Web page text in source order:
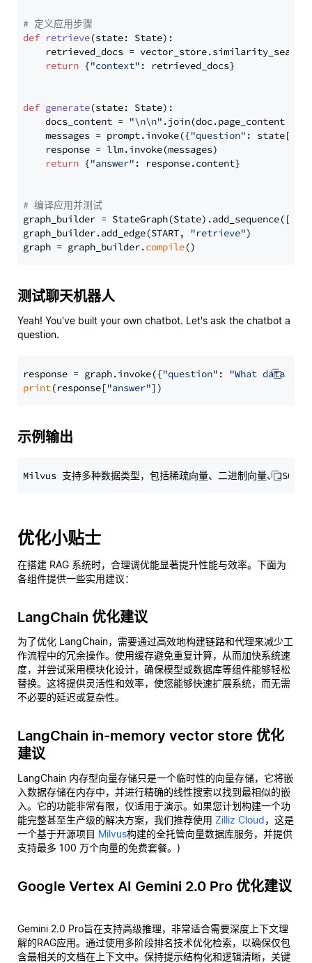
# 定义应用步骤
def retrieve(state: State):
retrieved_docs =
return {"context" : retrieved_docs}
def generate(state: State):
    docs_content =
"\n\n" .join(doc.page_content
    messages = prompt.invoke({
"question" : state[
    response = llm.invoke(messages)
return {"answer" : response.content}
# 编译应用并测试
graph_builder =
graph_builder.add_edge(START, "retrieve")
graph = graph_builder.compile
测试聊天机器人
Yeah! You've built your own chatbot. Let's ask the chatbot a
question.
response = graph.invoke({"question" : "What data
print(response["answer"
示例输出
优化小贴士
在搭建 RAG 系统时，合理调优能显著提升性能与效率。下面为
各组件提供一些实用建议：
LangChain 优化建议
为了优化 LangChain，需要通过高效地构建链路和代理来减少工
作流程中的冗余操作。使用缓存避免重复计算，从而加快系统速
度，并尝试采用模块化设计，确保模型或数据库等组件能够轻松
替换。这将提供灵活性和效率，使您能够快速扩展系统，而无需
不必要的延迟或复杂性。
LangChain in-memory vector store 优化
建议
LangChain 内存型向量存储只是一个临时性的向量存储，它将嵌
入数据存储在内存中，并进行精确的线性搜索以找到最相似的嵌
入。它的功能非常有限，仅适用于演示。如果您计划构建一个功
能完整甚至生产级的解决方案，我们推荐使用 Zilliz Cloud，这是
一个基于开源项目 Milvus构建的全托管向量数据库服务，并提供
支持最多 100 万个向量的免费套餐。)
Google Vertex AI Gemini 2.0 Pro 优化建议
Gemini 2.0 Pro旨在支持高级推理，非常适合需要深度上下文理
解的RAG应用。通过使用多阶段排名技术优化检索，以确保仅包
含最相关的文档在上下文中。保持提示结构化和逻辑清晰，关键